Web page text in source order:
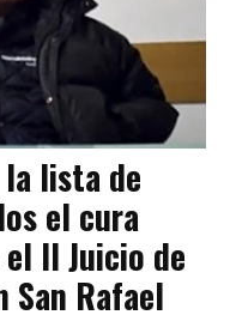
lista de
el cura
II Juicio de
San Rafael